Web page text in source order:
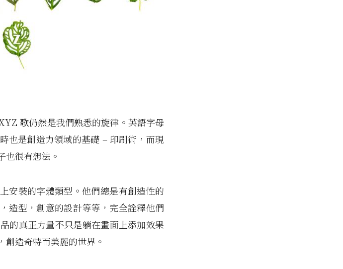
歌仍然是我們熟悉的旋律。英語字母
也是創造力領域的基礎 – 印刷術，而現
也很有想法。
安裝的字體類型。他們總是有創造性的
造型，創意的設計等等，完全詮釋他們
的真正力量不只是躺在畫面上添加效果
創造奇特而美麗的世界。